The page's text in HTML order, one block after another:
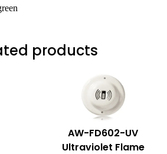
products
AW-FD602-UV
Ultraviolet Flame